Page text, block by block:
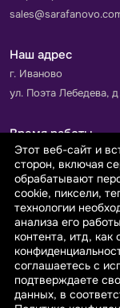
Наш адрес
г. Иваново
ул. Поэта Лебедева,
Время работы
Пн-Пт с 9.00 до 18.00
Сб-Вс: выходной
Принимаем к
© 2026
Этот веб-сайт и
сторон, включая
обрабатывают
cookie, пиксели,
технологии
анализа его
контента, итд, как
соглашаетесь с
подтверждаете
данных, в